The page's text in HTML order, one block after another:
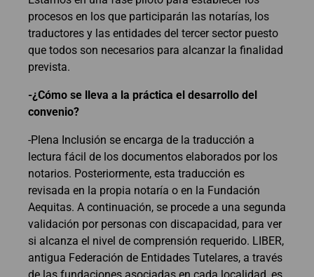
procesos en los que participarán las notarías, los
traductores y las entidades del tercer sector puesto
que todos son necesarios para alcanzar la finalidad
prevista.
-¿Cómo se lleva a la práctica el desarrollo del
convenio?
-Plena Inclusión se encarga de la traducción a
lectura fácil de los documentos elaborados por los
notarios. Posteriormente, esta traducción es
revisada en la propia notaría o en la Fundación
Aequitas. A continuación, se procede a una segunda
validación por personas con discapacidad, para ver
si alcanza el nivel de comprensión requerido. LIBER,
antigua Federación de Entidades Tutelares, a través
de las fundaciones asociadas en cada localidad, es